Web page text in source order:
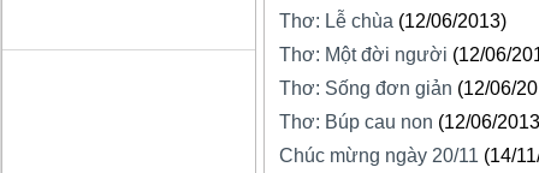
Thơ: Lễ chùa (12/06/2013)
Thơ: Một đời người (12/06/
Thơ: Sống đơn giản (12/06/
Thơ: Búp cau non (12/06/
Chúc mừng ngày 20/11 (14/